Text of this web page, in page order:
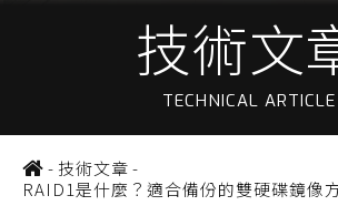
技術文
TECHNICAL ARTICLE
- 技術文章-
RAID1是什麼？適合備份的雙硬碟鏡像